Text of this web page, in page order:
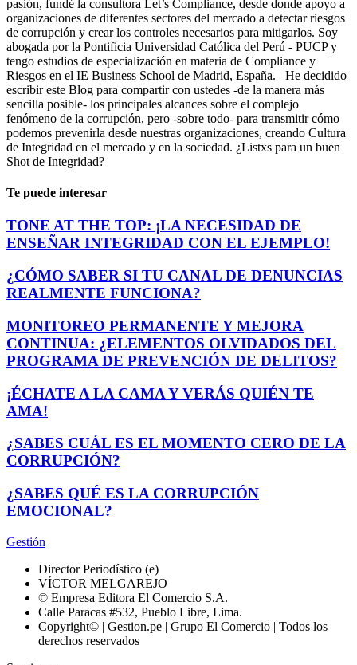
pasión, fundé la consultora Let’s Compliance, desde donde apoyo a
organizaciones de diferentes sectores del mercado a detectar riesgos
de corrupción y crear los controles necesarios para mitigarlos. Soy
abogada por la Pontificia Universidad Católica del Perú - PUCP y
tengo estudios de especialización en materia de Compliance y
Riesgos en el IE Business School de Madrid, España. He decidido
escribir este Blog para compartir con ustedes -de la manera más
sencilla posible- los principales alcances sobre el complejo
fenómeno de la corrupción, pero -sobre todo- para transmitir cómo
podemos prevenirla desde nuestras organizaciones, creando Cultura
de Integridad en el mercado y en la sociedad. ¿Listxs para un buen
Shot de Integridad?
Te puede interesar
TONE AT THE TOP: ¡LA NECESIDAD DE
ENSEÑAR INTEGRIDAD CON EL EJEMPLO!
¿CÓMO SABER SI TU CANAL DE DENUNCIAS
REALMENTE FUNCIONA?
MONITOREO PERMANENTE Y MEJORA
CONTINUA: ¿ELEMENTOS OLVIDADOS DEL
PROGRAMA DE PREVENCIÓN DE DELITOS?
¡ÉCHATE A LA CAMA Y VERÁS QUIÉN TE
AMA!
¿SABES CUÁL ES EL MOMENTO CERO DE LA
CORRUPCIÓN?
¿SABES QUÉ ES LA CORRUPCIÓN
EMOCIONAL?
Gestión
Director Periodístico (e)
VÍCTOR MELGAREJO
© Empresa Editora El Comercio S.A.
Calle Paracas #532, Pueblo Libre, Lima.
Copyright© | Gestion.pe | Grupo El Comercio | Todos los
derechos reservados